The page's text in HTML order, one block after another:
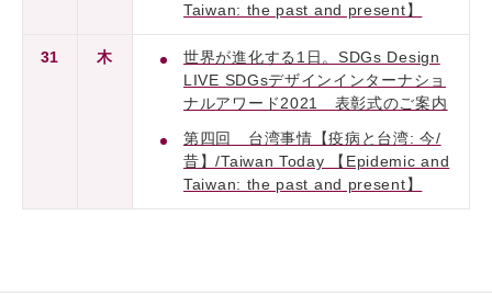
Taiwan: the past and present】
31 木
世界が進化する1日。SDGs Design
LIVE SDGsデザインインターナショ
ナルアワード2021 表彰式のご案内
第四回 台湾事情【疫病と台湾: 今/
昔】/Taiwan Today 【Epidemic and
Taiwan: the past and present】